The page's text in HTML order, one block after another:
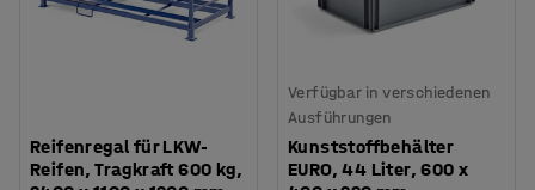
Reifenregal für LKW-
Reifen, Tragkraft 600 kg,
Verfügbar in verschiedenen
Ausführungen
Kunststoffbehälter
EURO, 44 Liter, 600 x